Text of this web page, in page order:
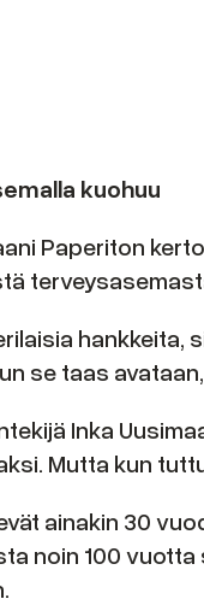
kuohuu
Paperiton
hankkeita,
se taas
Inka
Mutta kun
ainakin 30
noin 100